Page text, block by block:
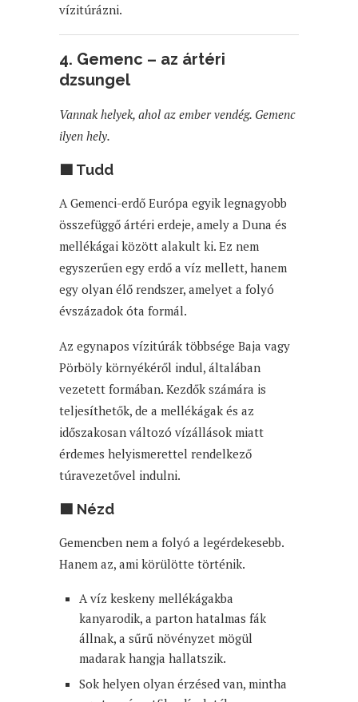
vízitúrázni.
4. Gemenc – az ártéri
dzsungel
Vannak helyek, ahol az ember vendég. Gemenc
ilyen hely.
🟦 Tudd
A Gemenci-erdő Európa egyik legnagyobb
összefüggő ártéri erdeje, amely a Duna és
mellékágai között alakult ki. Ez nem
egyszerűen egy erdő a víz mellett, hanem
egy olyan élő rendszer, amelyet a folyó
évszázadok óta formál.
Az egynapos vízitúrák többsége Baja vagy
Pörböly környékéről indul, általában
vezetett formában. Kezdők számára is
teljesíthetők, de a mellékágak és az
időszakosan változó vízállások miatt
érdemes helyismerettel rendelkező
túravezetővel indulni.
🟩 Nézd
Gemencben nem a folyó a legérdekesebb.
Hanem az, ami körülötte történik.
A víz keskeny mellékágakba
kanyarodik, a parton hatalmas fák
állnak, a sűrű növényzet mögül
madarak hangja hallatszik.
Sok helyen olyan érzésed van, mintha